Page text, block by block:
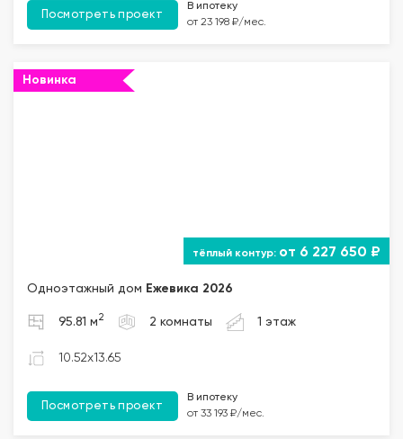
Посмотреть проект
В ипотеку
от 23 198 ₽/мес.
Новинка
от 6 227 650 ₽
Одноэтажный дом Ежевика 2026
95.81 м 2 2 комнаты 1 этаж
10.52x13.65
Посмотреть проект
В ипотеку
от 33 193 ₽/мес.